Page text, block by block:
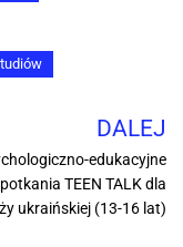
DALEJ
edukacyjne
TEEN TALK dla
ukraińskiej (13-16 lat)